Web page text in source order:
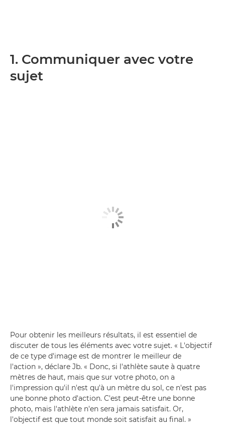
1. Communiquer avec votre
sujet
Pour obtenir les meilleurs résultats, il est essentiel de
discuter de tous les éléments avec votre sujet. « L'objectif
de ce type d'image est de montrer le meilleur de
l'action », déclare Jb. « Donc, si l'athlète saute à quatre
mètres de haut, mais que sur votre photo, on a
l'impression qu'il n'est qu'à un mètre du sol, ce n'est pas
une bonne photo d'action. C'est peut-être une bonne
photo, mais l'athlète n'en sera jamais satisfait. Or,
l'objectif est que tout monde soit satisfait au final. »